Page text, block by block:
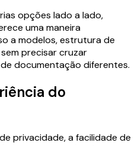
opções lado a lado,
uma maneira
a modelos, estrutura de
precisar cruzar
documentação diferentes.
do
privacidade, a facilidade de